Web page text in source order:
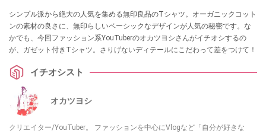
シンプル派から絶大の人気を集める無印良品のTシャツ。オーガニックコット
ンの素材の良さに、無印らしいベーシックなデザインが人気の秘密です。な
かでも、今回ファッション系YouTuberのオカツヨシさんがイチオシするの
が、ガゼット付きTシャツ。さりげないディテールにこだわって差をつけて！
イチオシスト
オカツヨシ
クリエイター/YouTuber。 ファッションを中心にVlogなど「自分が好きな